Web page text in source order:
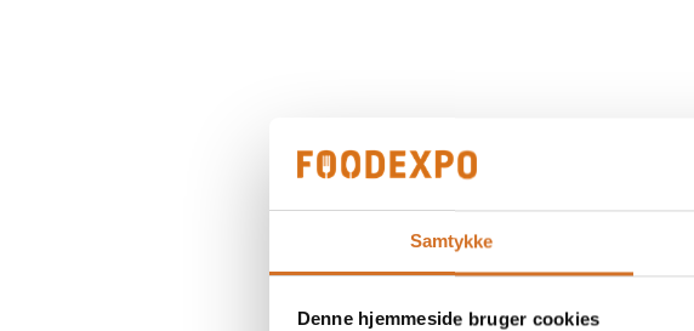
Samtykke
Denne hjemmeside bruger cookies